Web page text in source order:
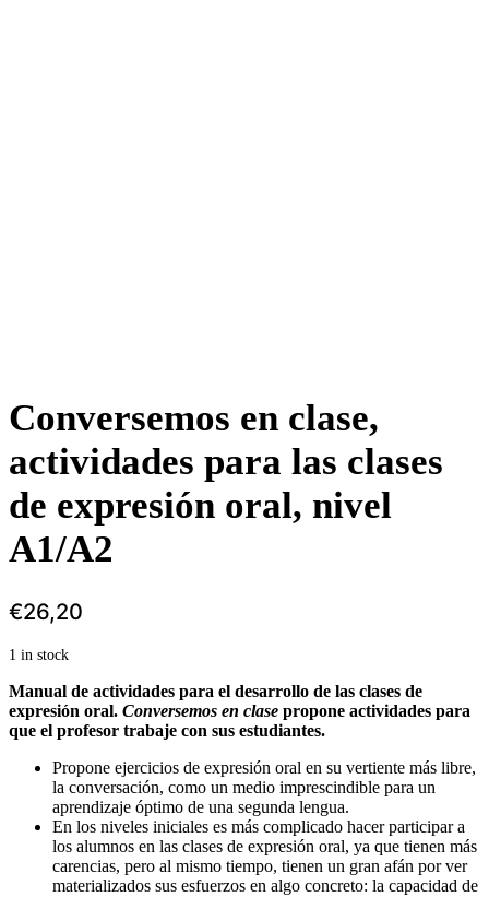
Conversemos en clase,
actividades para las clases
de expresión oral, nivel
A1/A2
€26,20
1 in stock
Manual de actividades para el desarrollo de las clases de
expresión oral. Conversemos en clase propone actividades para
que el profesor trabaje con sus estudiantes.
Propone ejercicios de expresión oral en su vertiente más libre,
la conversación, como un medio imprescindible para un
aprendizaje óptimo de una segunda lengua.
En los niveles iniciales es más complicado hacer participar a
los alumnos en las clases de expresión oral, ya que tienen más
carencias, pero al mismo tiempo, tienen un gran afán por ver
materializados sus esfuerzos en algo concreto: la capacidad de